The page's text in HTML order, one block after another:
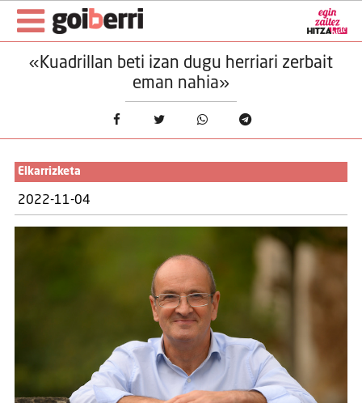
«Kuadrillan beti izan dugu herriari zerbait
eman nahia»
Elkarrizketa
2022-11-04